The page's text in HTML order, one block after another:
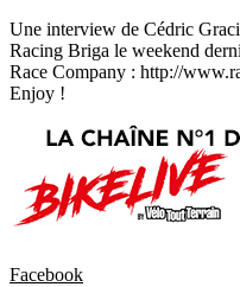
Une interview de Cédric
Racing Briga le weekend
Race Company : http://
Enjoy !
Facebook